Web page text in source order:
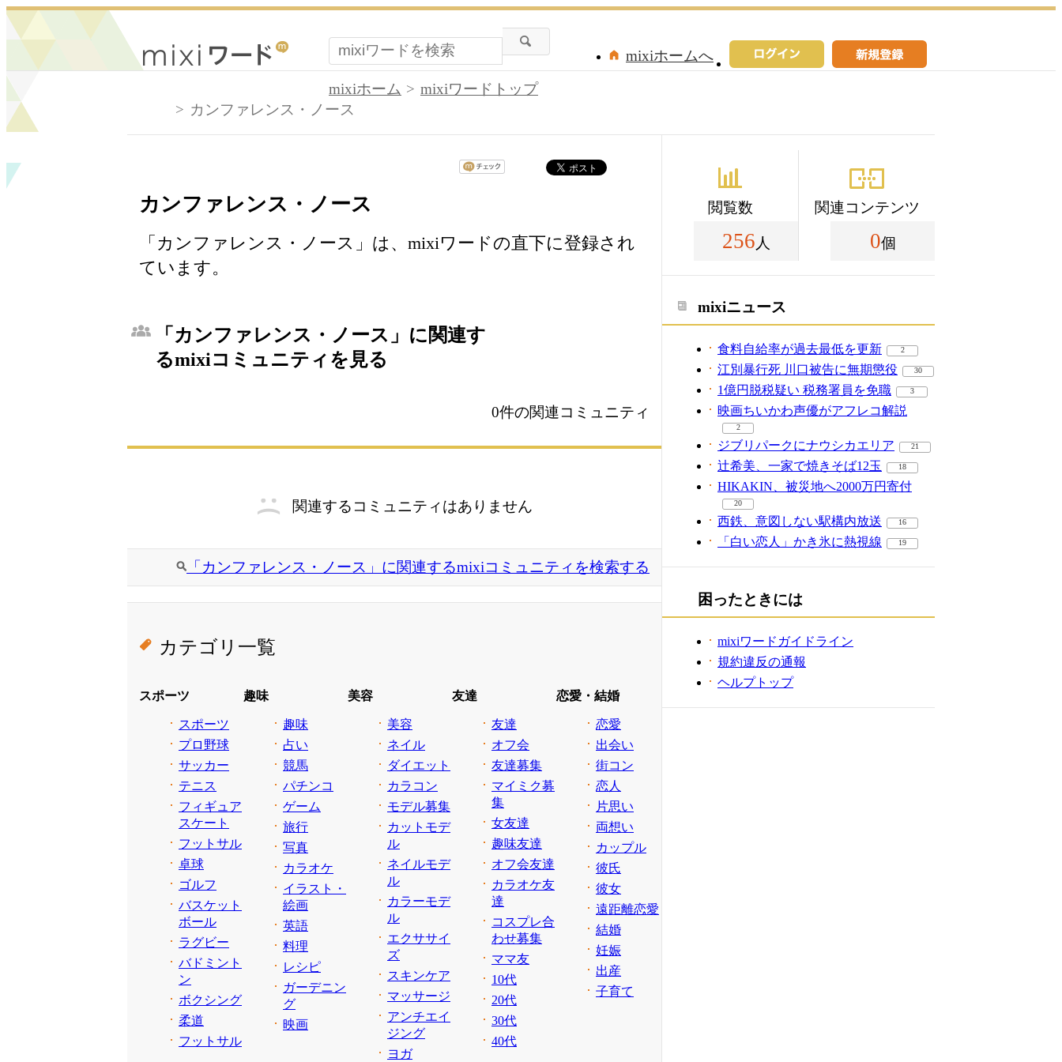
mixiホームへ
mixiホーム
mixiワードトップ
カンファレンス・ノース
カンファレンス・ノース
「カンファレンス・ノース」は、mixiワードの直下に登録され
ています。
「カンファレンス・ノース」に関連す
るmixiコミュニティを見る
0件の関連コミュニティ
関連するコミュニティはありません
「カンファレンス・ノース」に関連するmixiコミュニティを検索する
カテゴリ一覧
スポーツ
スポーツ
プロ野球
サッカー
テニス
フィギュア
スケート
フットサル
卓球
ゴルフ
バスケット
ボール
ラグビー
バドミント
ン
ボクシング
柔道
フットサル
趣味
趣味
占い
競馬
パチンコ
ゲーム
旅行
写真
カラオケ
イラスト・
絵画
英語
料理
レシピ
ガーデニン
グ
映画
美容
美容
ネイル
ダイエット
カラコン
モデル募集
カットモデ
ル
ネイルモデ
ル
カラーモデ
ル
エクササイ
ズ
スキンケア
マッサージ
アンチエイ
ジング
ヨガ
友達
友達
オフ会
友達募集
マイミク募
集
女友達
趣味友達
オフ会友達
カラオケ友
達
コスプレ合
わせ募集
ママ友
10代
20代
30代
40代
恋愛・結婚
恋愛
出会い
街コン
恋人
片思い
両想い
カップル
彼氏
彼女
遠距離恋愛
結婚
妊娠
出産
子育て
閲覧数
256 人
関連コンテンツ
0個
mixiニュース
食料自給率が過去最低を更新 2
江別暴行死 川口被告に無期懲役 30
1億円脱税疑い 税務署員を免職 3
映画ちいかわ声優がアフレコ解説
2
ジブリパークにナウシカエリア 21
辻希美、一家で焼きそば12玉 18
HIKAKIN、被災地へ2000万円寄付
20
西鉄、意図しない駅構内放送 16
「白い恋人」かき氷に熱視線 19
困ったときには
mixiワードガイドライン
規約違反の通報
ヘルプトップ